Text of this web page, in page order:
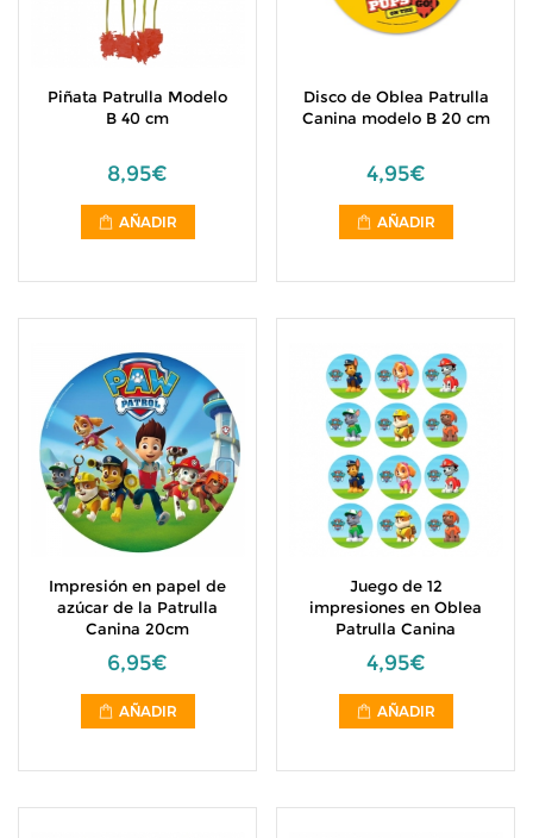
Piñata Patrulla Modelo
B 40 cm
8,95€
AÑADIR
Disco de Oblea Patrulla
Canina modelo B 20 cm
4,95€
AÑADIR
Impresión en papel de
azúcar de la Patrulla
Canina 20cm
6,95€
AÑADIR
Juego de 12
impresiones en Oblea
Patrulla Canina
4,95€
AÑADIR